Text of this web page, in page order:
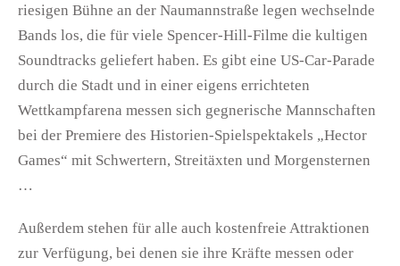
riesigen Bühne an der Naumannstraße legen wechselnde
Bands los, die für viele Spencer-Hill-Filme die kultigen
Soundtracks geliefert haben. Es gibt eine US-Car-Parade
durch die Stadt und in einer eigens errichteten
Wettkampfarena messen sich gegnerische Mannschaften
bei der Premiere des Historien-Spielspektakels „Hector
Games“ mit Schwertern, Streitäxten und Morgensternen
…
Außerdem stehen für alle auch kostenfreie Attraktionen
zur Verfügung, bei denen sie ihre Kräfte messen oder